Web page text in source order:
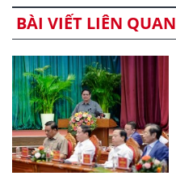
BÀI VIẾT LIÊN QUAN